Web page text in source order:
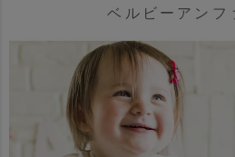
ベルビーアンフ